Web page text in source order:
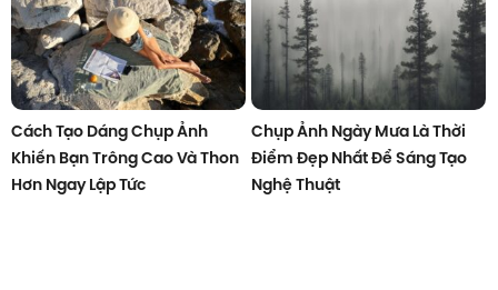
Cách Tạo Dáng Chụp Ảnh
Khiến Bạn Trông Cao Và Thon
Hơn Ngay Lập Tức
Chụp Ảnh Ngày Mưa Là Thời
Điểm Đẹp Nhất Để Sáng Tạo
Nghệ Thuật